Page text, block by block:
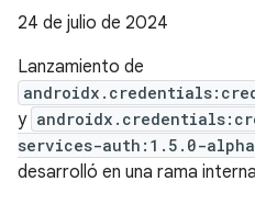
24 de julio de 2024
Lanzamiento de
y
services-auth:1.5.0-
desarrolló en una rama